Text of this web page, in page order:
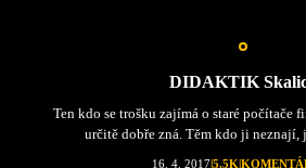
DIDAKTIK
Ten kdo se trošku zajímá o staré počítače
určitě dobře zná. Těm kdo ji neznají,
16. 4. 2017|5.5K|